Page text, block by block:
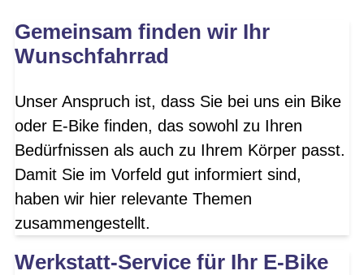
Gemeinsam finden wir Ihr
Wunschfahrrad
Unser Anspruch ist, dass Sie bei uns ein Bike
oder E-Bike finden, das sowohl zu Ihren
Bedürfnissen als auch zu Ihrem Körper passt.
Damit Sie im Vorfeld gut informiert sind,
haben wir hier relevante Themen
zusammengestellt.
Werkstatt-Service für Ihr E-Bike